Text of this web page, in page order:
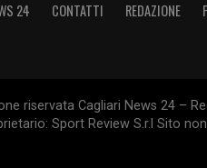
24 CONTATTI REDAZIONE
riservata Cagliari News 24 –
Sport Review S.r.l Sito